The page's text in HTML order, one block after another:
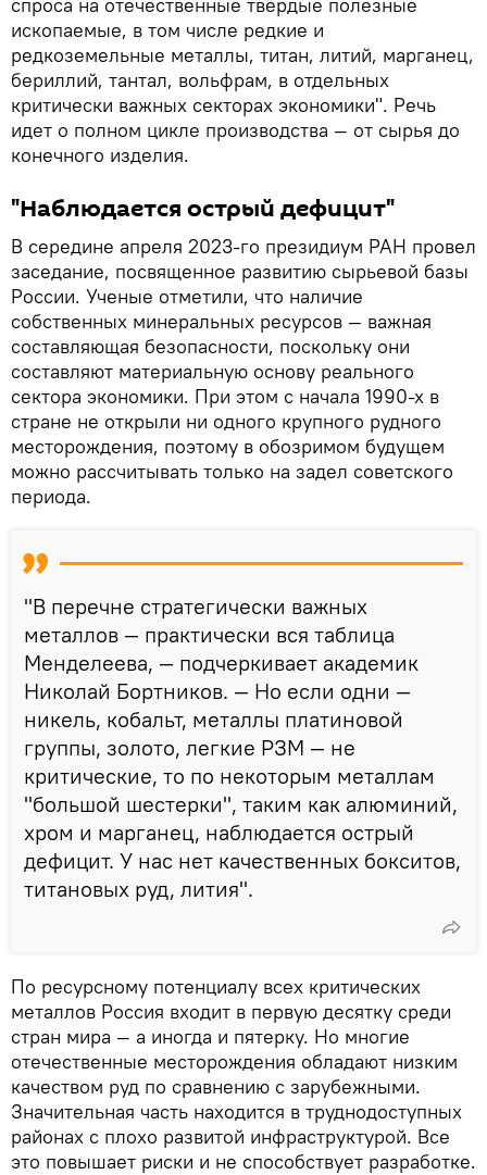
ископаемые, в том числе редкие и
редкоземельные металлы, титан, литий, марганец,
бериллий, тантал, вольфрам, в отдельных
критически важных секторах экономики". Речь
идет о полном цикле производства — от сырья до
конечного изделия.
"Наблюдается острый дефицит"
В середине апреля 2023-го президиум РАН провел
заседание, посвященное развитию сырьевой базы
России. Ученые отметили, что наличие
собственных минеральных ресурсов — важная
составляющая безопасности, поскольку они
составляют материальную основу реального
сектора экономики. При этом с начала 1990-х в
стране не открыли ни одного крупного рудного
месторождения, поэтому в обозримом будущем
можно рассчитывать только на задел советского
периода.
"В перечне стратегически важных
металлов — практически вся таблица
Менделеева, — подчеркивает академик
Николай Бортников. — Но если одни —
никель, кобальт, металлы платиновой
группы, золото, легкие РЗМ — не
критические, то по некоторым металлам
"большой шестерки", таким как алюминий,
хром и марганец, наблюдается острый
дефицит. У нас нет качественных бокситов,
титановых руд, лития".
По ресурсному потенциалу всех критических
металлов Россия входит в первую десятку среди
стран мира — а иногда и пятерку. Но многие
отечественные месторождения обладают низким
качеством руд по сравнению с зарубежными.
Значительная часть находится в труднодоступных
районах с плохо развитой инфраструктурой. Все
это повышает риски и не способствует разработке.